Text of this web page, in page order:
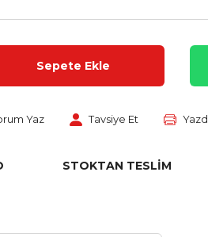
Sepete Ekle
Yaz Tavsiye Et
STOKTAN TESLIM